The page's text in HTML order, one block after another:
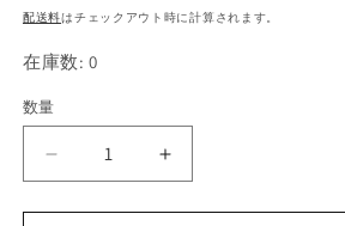
常
格
配送料はチェックアウト時に計算されます。
在庫数: 0
数量
マ